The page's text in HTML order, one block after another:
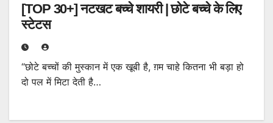
[TOP 30+] नटखट बच्चे शायरी | छोटे बच्चे के लिए
स्टेटस
“छोटे बच्चों की मुस्कान में एक खूबी है, ग़म चाहे कितना भी बड़ा हो
दो पल में मिटा देती है…